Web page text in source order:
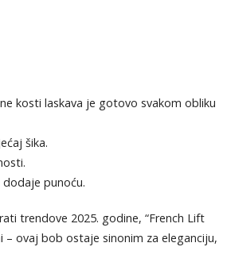
kosti laskava je gotovo svakom obliku
šika.
punoću.
trendove 2025. godine, “French Lift
ovaj bob ostaje sinonim za eleganciju,